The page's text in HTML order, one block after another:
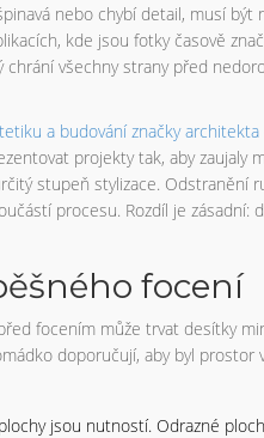
nebo chybí detail, musí být
kde jsou fotky časově
chrání všechny strany před
a budování značky
projekty tak, aby zaujaly
stupeň stylizace. Odstranění
procesu. Rozdíl je zásadní:
focení
focením může trvat desítky
doporučují, aby byl prostor
jsou nutností. Odrazné